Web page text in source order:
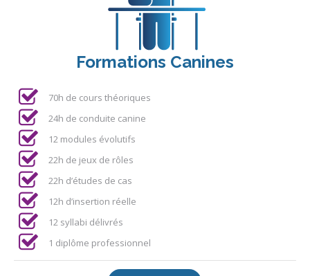
Formations Canines
70h de cours théoriques
24h de conduite canine
12 modules évolutifs
22h de jeux de rôles
22h d’études de cas
12h d’insertion réelle
12 syllabi délivrés
1 diplôme professionnel